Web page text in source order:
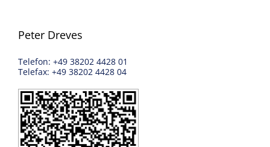
Peter Dreves
Telefon: +49 38202 4428 01
Telefax: +49 38202 4428 04